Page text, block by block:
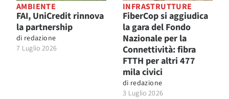
AMBIENTE
FAI, UniCredit rinnova
la partnership
di redazione
7 Luglio 2026
INFRASTRUTTURE
FiberCop si aggiudica
la gara del Fondo
Nazionale per la
Connettività: fibra
FTTH per altri 477
mila civici
di redazione
3 Luglio 2026